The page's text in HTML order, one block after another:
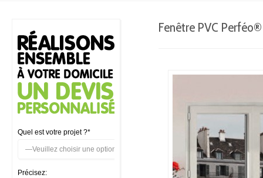
Fenêtre PVC Perféo®
Quel est votre projet ?*
Précisez: